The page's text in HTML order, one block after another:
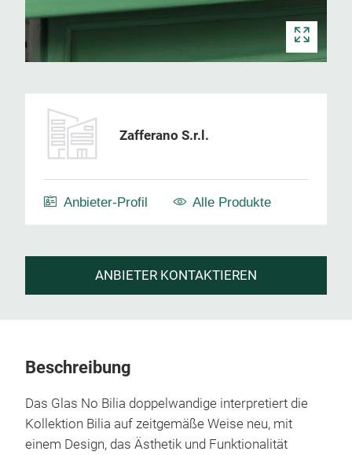
Zafferano S.r.l.
Anbieter-Profil Alle Produkte
ANBIETER KONTAKTIEREN
Beschreibung
Das Glas No Bilia doppelwandige interpretiert die
Kollektion Bilia auf zeitgemäße Weise neu, mit
einem Design, das Ästhetik und Funktionalität